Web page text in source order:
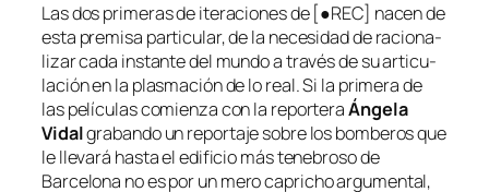
Las dos pri­me­ras de ite­ra­cio­nes de [●REC] na­cen de
es­ta pre­mi­sa par­ti­cu­lar, de la ne­ce­si­dad de ra­cio­na­
li­zar ca­da ins­tan­te del mun­do a tra­vés de su ar­ti­cu­
la­ción en la plas­ma­ción de lo real. Si la pri­me­ra de
las pe­lí­cu­las co­mien­za con la re­por­te­raÁngela
Vidalgra­ban­do un re­por­ta­je so­bre los bom­be­ros que
le lle­va­rá has­ta el edi­fi­cio más te­ne­bro­so de
Barcelona no es por un me­ro ca­pri­cho ar­gu­men­tal,